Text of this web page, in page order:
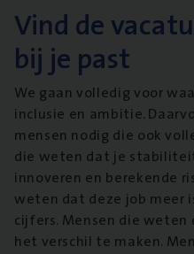
Vind de
bij je past
We gaan volledig voor
inclusie en ambitie.
mensen nodig die ook
die weten dat je
innoveren en berekende
weten dat deze job meer
cijfers. Mensen die
het verschil te maken.